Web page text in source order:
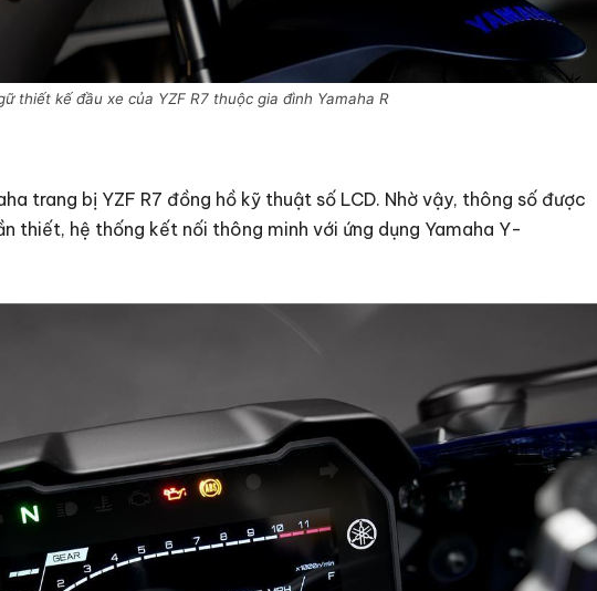
thiết kế đầu xe của YZF R7 thuộc gia đình Yamaha R
trang bị YZF R7 đồng hồ kỹ thuật số LCD. Nhờ vậy, thông số được
thiết, hệ thống kết nối thông minh với ứng dụng Yamaha Y-